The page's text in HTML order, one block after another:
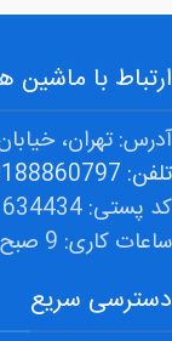
دسترسی سریع
ارتباط با
آدرس: تهران، خیابان
تلفن: 02188860797
کد پستی: 1581634434
ساعات کاری: 9 صبح الی 18 عصر